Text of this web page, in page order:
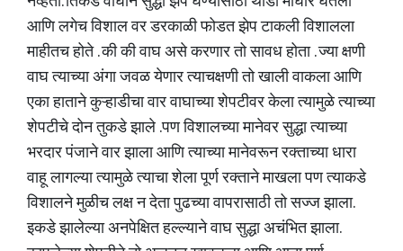
आणि लगेच विशाल वर डरकाळी फोडत झेप टाकली विशालला
माहीतच होते . की की वाघ असे करणार तो सावध होता . ज्या क्षणी
वाघ त्याच्या अंगा जवळ येणार त्याचक्षणी तो खाली वाकला आणि
एका हाताने कुऱ्हाडीचा वार वाघाच्या शेपटीवर केला त्यामुळे त्याच्या
शेपटीचे दोन तुकडे झाले .पण विशालच्या मानेवर सुद्धा त्याच्या
भरदार पंजाने वार झाला आणि त्याच्या मानेवरून रक्ताच्या धारा
वाहू लागल्या त्यामुळे त्याचा शेला पूर्ण रक्ताने माखला पण त्याकडे
विशालने मुळीच लक्ष न देता पुढच्या वापरासाठी तो सज्ज झाला.
इकडे झालेल्या अनपेक्षित हल्ल्याने वाघ सुद्धा अचंभित झाला.